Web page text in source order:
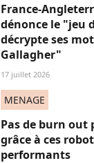
France-
dénonce le "jeu
décrypte ses
Gallagher"
17 juillet 2026
MENAGE
Pas de burn out
grâce à ces
performants